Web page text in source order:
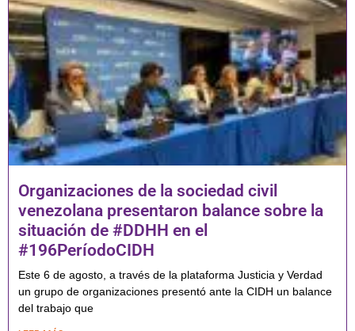
Organizaciones de la sociedad civil
venezolana presentaron balance sobre la
situación de #DDHH en el
#196PeríodoCIDH
Este 6 de agosto, a través de la plataforma Justicia y Verdad
un grupo de organizaciones presentó ante la CIDH un balance
del trabajo que